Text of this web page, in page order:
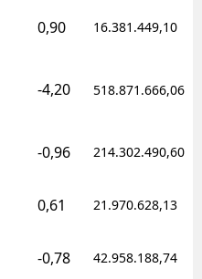
0,90 16.381.449,10
-4,20 518.871.666,06
-0,96 214.302.490,60
0,61 21.970.628,13
-0,78 42.958.188,74